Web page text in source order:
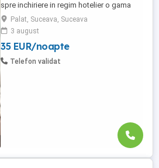
spre inchiriere in regim hotelier o gama
variata de apartamente si garsoniere
situate in puncte cheie ale orasului
Suceava: Bulevardul George Enescu.
Kaufland George Enescu In centrul
Orasului pe Esplanada langa McDonald's.
Palat, Suceava, Suceava
3 august
35 EUR/noapte
Telefon validat